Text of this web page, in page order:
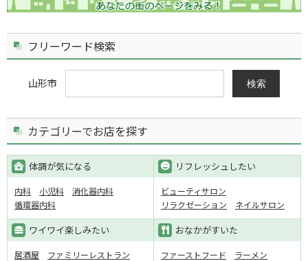
フリーワード検索
山形市 検索
カテゴリーでお店を探す
体調が気になる
内科 小児科
消化器内科
循環器内科
リフレッシュしたい
ビューティサロン
リラクゼーション
ネイルサロン
ワイワイ楽しみたい
居酒屋
ファミリーレストラン
おなかがすいた
ファーストフード
ラーメン